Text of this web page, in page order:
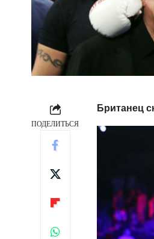
ПОДЕЛИТЬСЯ
Британец